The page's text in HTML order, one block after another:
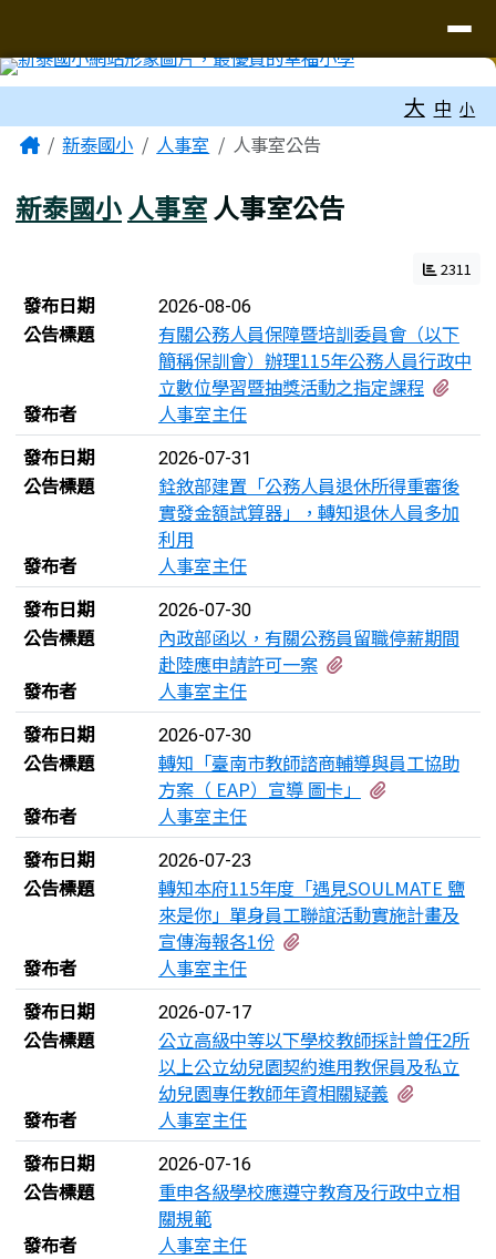
大 中 小
主內容區域
Home新泰國小 人事室 人事室公告
新泰國小 人事室 人事室公告
2311
新聞列表
發布日期 2026-08-06
公告標題
有關公務人員保障暨培訓委員會（以下
簡稱保訓會）辦理115年公務人員行政中
立數位學習暨抽獎活動之指定課程
發布者
人事室主任
發布日期
2026-07-31
公告標題
銓敘部建置「公務人員退休所得重審後
實發金額試算器」，轉知退休人員多加
利用
發布者
人事室主任
發布日期
2026-07-30
公告標題
內政部函以，有關公務員留職停薪期間
赴陸應申請許可一案
發布者
人事室主任
發布日期
2026-07-30
公告標題
轉知「臺南市教師諮商輔導與員工協助
方案（ EAP）宣導 圖卡」
發布者
人事室主任
發布日期
2026-07-23
公告標題
轉知本府115年度「遇見SOULMATE 鹽
來是你」單身員工聯誼活動實施計畫及
宣傳海報各1份
發布者
人事室主任
發布日期
2026-07-17
公告標題
公立高級中等以下學校教師採計曾任2所
以上公立幼兒園契約進用教保員及私立
幼兒園專任教師年資相關疑義
發布者
人事室主任
發布日期
2026-07-16
公告標題
重申各級學校應遵守教育及行政中立相
關規範
發布者
人事室主任
頁尾區域